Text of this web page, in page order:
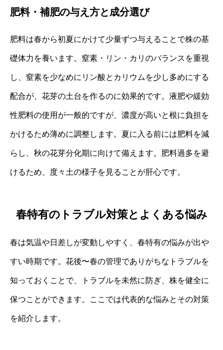
肥料・補肥の与え方と成分選び
肥料は春から初夏にかけて少量ずつ与えることで株の基
礎体力を養います。窒素・リン・カリのバランスを重視
し、窒素を少なめにリン酸とカリウムを少し多めにする
配合が、花芽の土台を作るのに効果的です。液肥や緩効
性肥料の使用が一般的ですが、濃度が高いと根に負担を
かけるため薄めに調整します。夏に入る前には肥料を減
らし、秋の花芽分化期に向けて備えます。肥料過多を避
けるため、度々土の様子を見ることが肝心です。
春特有のトラブル対策とよくある悩み
春は気温や日差しが変動しやすく、春特有の悩みが出や
すい時期です。花後〜春の管理でありがちなトラブルを
知っておくことで、トラブルを未然に防ぎ、株を健全に
保つことができます。ここでは代表的な悩みとその対策
を紹介します。